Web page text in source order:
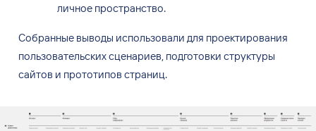
личное пространство.
Собранные выводы использовали для проектирования
пользовательских сценариев, подготовки структуры
сайтов и прототипов страниц.